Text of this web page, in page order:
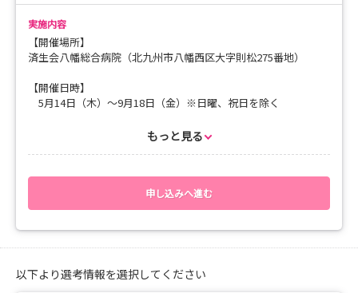
10：00～10：30 施設案内
病棟看護師とともに行動し、病棟の看護を
体験！
（希望の病棟で実施しま
12：30～13：30 昼食・休憩
13：30～14：30 病棟看護師とともに行動し、病棟の看護を
（希望の病棟で実施します）
14：30～15：00 ミーティング（質問など）
希望日の3日前の17時まで
実施内容
【開催場所】
済生会八幡総合病院（北九州市八幡西区大字則松275番地）
【開催日時】
5月14日（木）～9月18日（金）※日曜、祝日を除く
※当日は、10時までに病院1階の総合案内までお越し下さ
希望日の2日前の17時まで
TEL:093-330-5211（代表）
Email：kawasaki.h@yahata.saiseikai.or.jp
もっと見る
申し込みへ進む
以下より選考情報を選択してください